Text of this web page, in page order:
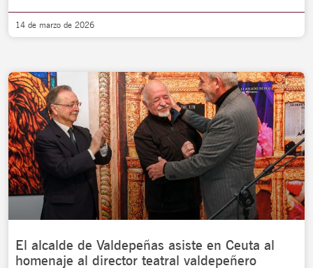
14 de marzo de 2026
El alcalde de Valdepeñas asiste en Ceuta al
homenaje al director teatral valdepeñero